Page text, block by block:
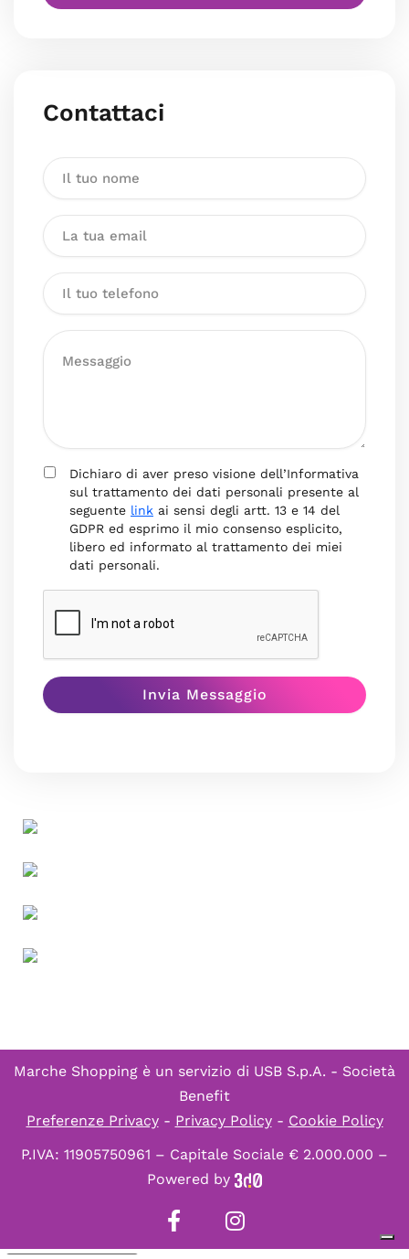
Contattaci
Dichiaro di aver preso visione dell’Informativa
sul trattamento dei dati personali presente al
seguente link ai sensi degli artt. 13 e 14 del
GDPR ed esprimo il mio consenso esplicito,
libero ed informato al trattamento dei miei
dati personali.
Marche Shopping è un servizio di USB S.p.A. - Società
Benefit
Preferenze Privacy- Privacy Policy- Cookie Policy
P.IVA: 11905750961 – Capitale Sociale € 2.000.000 –
Powered by